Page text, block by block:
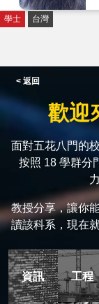
學士 台灣
< 返回
歡迎
面對五花八門的
按照 18 學群分
教授分享，讓你
讀該科系，現在
資訊 工程